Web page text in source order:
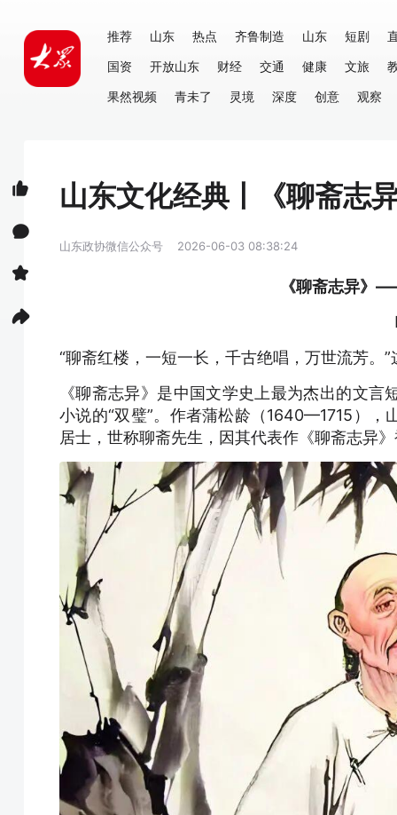
推荐 山东 热点 齐鲁制造 山东 短剧
国资
开放山东 财经 交通 健康 文旅
果然视频
青未了 灵境 深度 创意 观察
山东文化经典丨《聊斋志
山东政协微信公众号 2026-06-03 08:38:24
《聊斋志异》
“聊斋红楼，一短一长，千古绝唱，万世流芳。
《聊斋志异》是中国文学史上最为杰出的文
小说的“双璧”。作者蒲松龄（1640—1715），
居士，世称聊斋先生，因其代表作《聊斋志异